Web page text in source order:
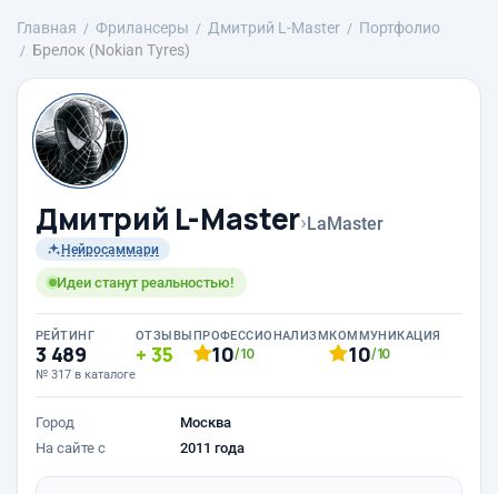
Главная Фрилансеры Дмитрий L-Master
Портфолио
Брелок (Nokian Tyres)
Дмитрий L-Master›LaMaster
Нейросаммари
Идеи станут реальностью!
РЕЙТИНГ
3 489
№ 317 в каталоге
ОТЗЫВЫ
35
ПРОФЕССИОНАЛИЗМ
10/10
КОММУНИКАЦИЯ
10/10
Город
Москва
На сайте с
2011 года